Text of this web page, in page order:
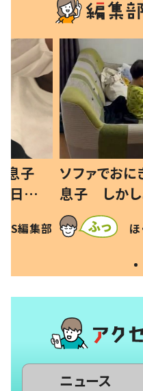
息子
記に
編集部
ソファでお
息子 しかし
「！？」すべ
に「可愛いか
ニュース